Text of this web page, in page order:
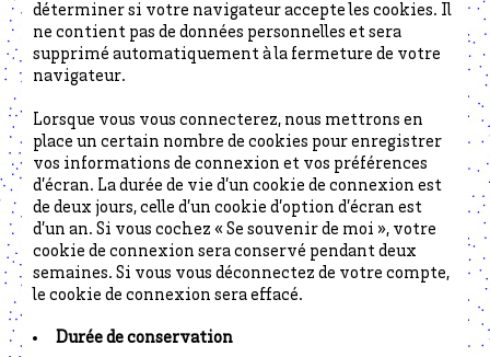
déterminer si votre navigateur accepte les cookies. Il
ne contient pas de données personnelles et sera
supprimé automatiquement à la fermeture de votre
navigateur.
Lorsque vous vous connecterez, nous mettrons en
place un certain nombre de cookies pour enregistrer
vos informations de connexion et vos préférences
d’écran. La durée de vie d’un cookie de connexion est
de deux jours, celle d’un cookie d’option d’écran est
d’un an. Si vous cochez « Se souvenir de moi », votre
cookie de connexion sera conservé pendant deux
semaines. Si vous vous déconnectez de votre compte,
le cookie de connexion sera effacé.
Durée de conservation